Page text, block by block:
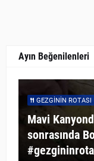
Ayın Beğenilenleri
GEZGININ ROTASI
Mavi
sonrasında